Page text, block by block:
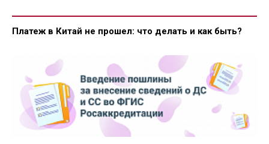
Платеж в Китай не прошел: что делать и как быть?